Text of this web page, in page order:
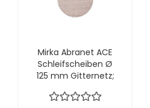
Mirka Abranet ACE
Schleifscheiben Ø
125 mm Gitternetz;
Stck/Pck